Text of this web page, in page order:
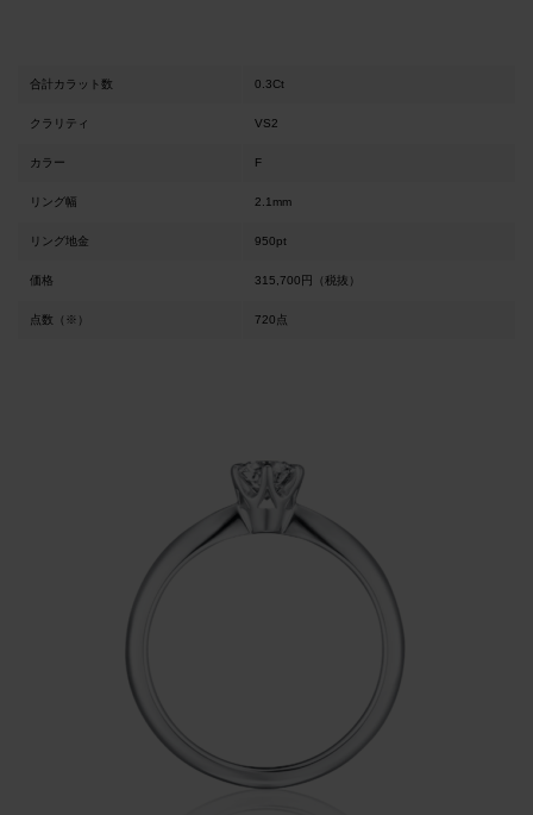
合計カラット数 0.3Ct
クラリティ VS2
カラー F
リング幅 2.1mm
リング地金 950pt
価格 315,700円（税抜）
点数（※） 720点